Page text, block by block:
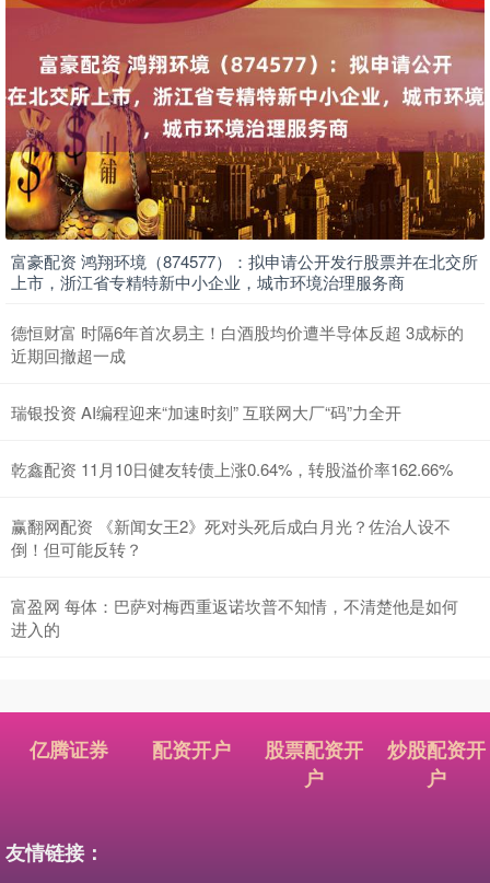
富豪配资 鸿翔环境（874577）：拟申请公开发行股票并在北交所
上市，浙江省专精特新中小企业，城市环境治理服务商
德恒财富 时隔6年首次易主！白酒股均价遭半导体反超 3成标的
近期回撤超一成
瑞银投资 AI编程迎来“加速时刻” 互联网大厂“码”力全开
乾鑫配资 11月10日健友转债上涨0.64%，转股溢价率162.66%
赢翻网配资 《新闻女王2》死对头死后成白月光？佐治人设不
倒！但可能反转？
富盈网 每体：巴萨对梅西重返诺坎普不知情，不清楚他是如何
进入的
亿腾证券 配资开户
股票配资开
户
炒股配资开
户
友情链接：